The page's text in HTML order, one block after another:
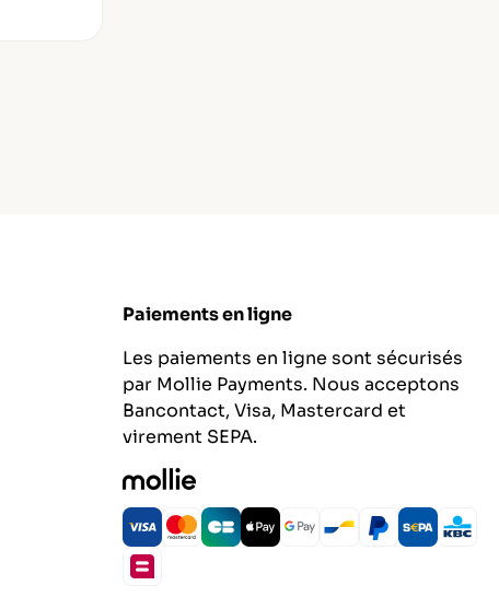
Paiements en ligne
Les paiements en ligne sont sécurisés
par Mollie Payments. Nous acceptons
Bancontact, Visa, Mastercard et
virement SEPA.